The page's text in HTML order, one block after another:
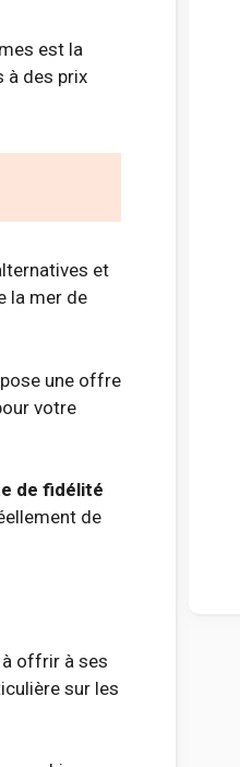
est la
à des prix
et
la mer de
une offre
votre
de fidélité
de
offrir à ses
sur les